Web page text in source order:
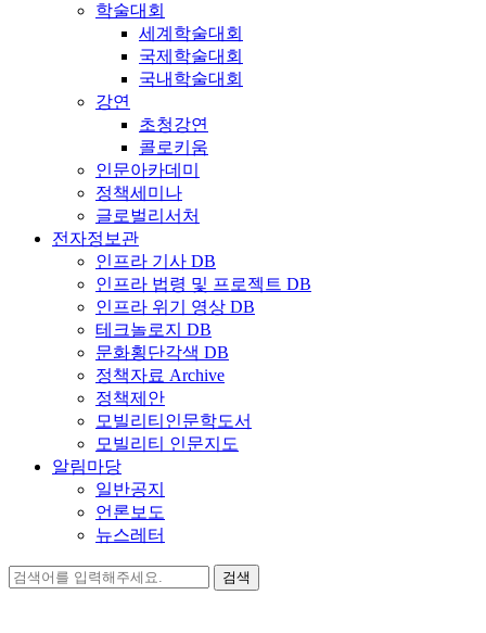
학술대회
세계학술대회
국제학술대회
국내학술대회
강연
초청강연
콜로키움
인문아카데미
정책세미나
글로벌리서처
전자정보관
인프라 기사 DB
인프라 법령 및 프로젝트 DB
인프라 위기 영상 DB
테크놀로지 DB
문화횡단각색 DB
정책자료 Archive
정책제안
모빌리티인문학도서
모빌리티 인문지도
알림마당
일반공지
언론보도
뉴스레터
검